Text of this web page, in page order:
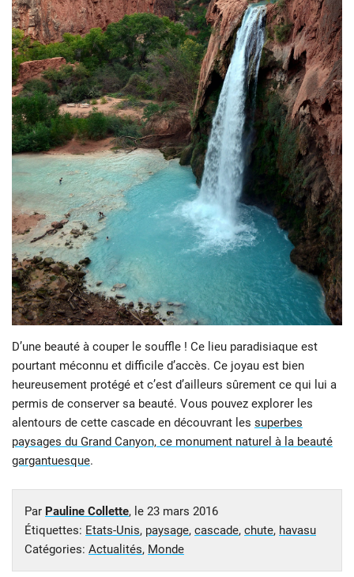
D’une beauté à couper le souffle ! Ce lieu paradisiaque est
pourtant méconnu et difficile d’accès. Ce joyau est bien
heureusement protégé et c’est d’ailleurs sûrement ce qui lui a
permis de conserver sa beauté. Vous pouvez explorer les
alentours de cette cascade en découvrant les superbes
paysages du Grand Canyon, ce monument naturel à la beauté
gargantuesque.
Par Pauline Collette, le 23 mars 2016
Étiquettes: Etats-Unis, paysage, cascade, chute, havasu
Catégories: Actualités, Monde